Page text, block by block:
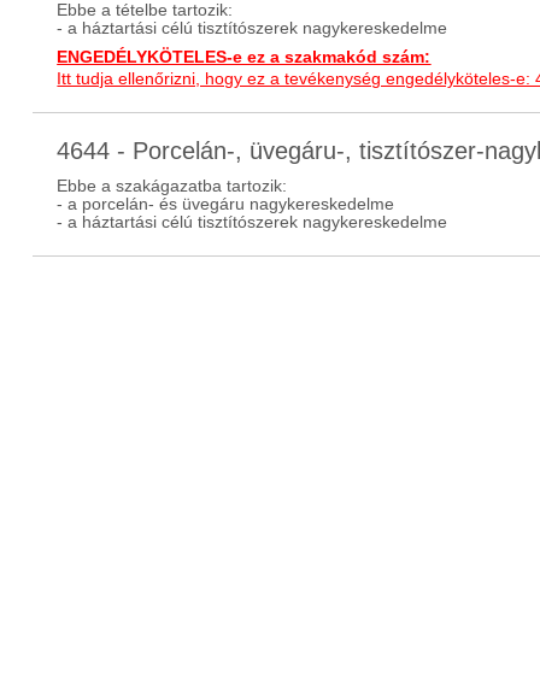
Ebbe a tételbe tartozik:
- a háztartási célú tisztítószerek nagykereskedelme
ENGEDÉLYKÖTELES-e ez a szakmakód szám:
Itt tudja ellenőrizni, hogy ez a tevékenység engedélyköteles-e:
4644 - Porcelán-, üvegáru-, tisztítószer-
Ebbe a szakágazatba tartozik:
- a porcelán- és üvegáru nagykereskedelme
- a háztartási célú tisztítószerek nagykereskedelme